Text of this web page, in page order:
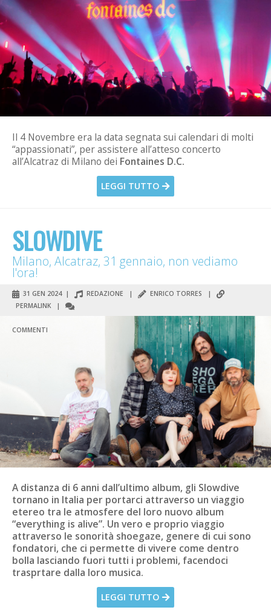
Il 4 Novembre era la data segnata sui calendari di molti
“appassionati”, per assistere all’atteso concerto
all’Alcatraz di Milano dei Fontaines D.C.
LEGGI TUTTO
SLOWDIVE
Milano, Alcatraz, 31 gennaio, non vediamo
l'ora!
31 GEN 2024 | REDAZIONE | ENRICO TORRES
|
PERMALINK
|
COMMENTI
A distanza di 6 anni dall’ultimo album, gli Slowdive
tornano in Italia per portarci attraverso un viaggio
etereo tra le atmosfere del loro nuovo album
“everything is alive”. Un vero e proprio viaggio
attraverso le sonorità shoegaze, genere di cui sono
fondatori, che ci permette di vivere come dentro
bolla lasciando fuori tutti i problemi, facendoci
trasprtare dalla loro musica.
LEGGI TUTTO